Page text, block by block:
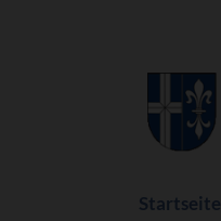
Navigation
überspringen
Startseite